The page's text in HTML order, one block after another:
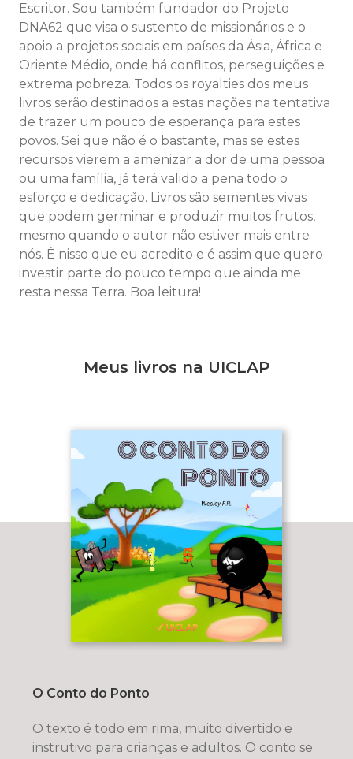
Escritor. Sou também fundador do Projeto
DNA62 que visa o sustento de missionários e o
apoio a projetos sociais em países da Ásia, África e
Oriente Médio, onde há conflitos, perseguições e
extrema pobreza. Todos os royalties dos meus
livros serão destinados a estas nações na tentativa
de trazer um pouco de esperança para estes
povos. Sei que não é o bastante, mas se estes
recursos vierem a amenizar a dor de uma pessoa
ou uma família, já terá valido a pena todo o
esforço e dedicação. Livros são sementes vivas
que podem germinar e produzir muitos frutos,
mesmo quando o autor não estiver mais entre
nós. É nisso que eu acredito e é assim que quero
investir parte do pouco tempo que ainda me
resta nessa Terra. Boa leitura!
Meus livros na UICLAP
O Conto do Ponto
O texto é todo em rima, muito divertido e
instrutivo para crianças e adultos. O conto se